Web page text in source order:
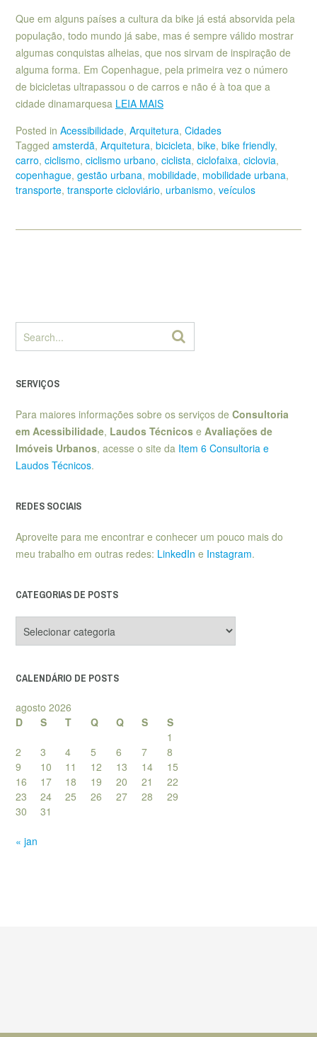
Que em alguns países a cultura da bike já está absorvida pela
população, todo mundo já sabe, mas é sempre válido mostrar
algumas conquistas alheias, que nos sirvam de inspiração de
alguma forma. Em Copenhague, pela primeira vez o número
de bicicletas ultrapassou o de carros e não é à toa que a
cidade dinamarquesa LEIA MAIS
Posted in Acessibilidade, Arquitetura, Cidades
Tagged amsterdã, Arquitetura, bicicleta, bike, bike friendly,
carro, ciclismo, ciclismo urbano, ciclista, ciclofaixa, ciclovia,
copenhague, gestão urbana, mobilidade, mobilidade urbana,
transporte, transporte cicloviário, urbanismo, veículos
SERVIÇOS
Para maiores informações sobre os serviços de Consultoria
em Acessibilidade, Laudos Técnicos e Avaliações de
Imóveis Urbanos, acesse o site da Item 6 Consultoria e
Laudos Técnicos.
REDES SOCIAIS
Aproveite para me encontrar e conhecer um pouco mais do
meu trabalho em outras redes: LinkedIn e Instagram.
CATEGORIAS DE POSTS
de
CALENDÁRIO DE POSTS
agosto 2026
D
S T Q Q S
S
1
2
3 4 5 6 7
8
9
10 11 12 13 14
15
16
17 18 19 20 21
22
23
24 25 26 27 28
29
30
31
« jan